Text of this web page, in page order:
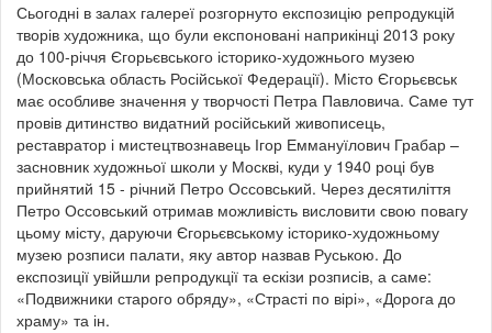
Сьогодні в залах галереї розгорнуто експозицію репродукцій
творів художника, що були експоновані наприкінці 2013 року
до 100-річчя Єгорьєвського історико-художнього музею
(Московська область Російської Федерації). Місто Єгорьєвськ
має особливе значення у творчості Петра Павловича. Саме тут
провів дитинство видатний російський живописець,
реставратор і мистецтвознавець Ігор Еммануїлович Грабар –
засновник художньої школи у Москві, куди у 1940 році був
прийнятий 15 - річний Петро Оссовський. Через десятиліття
Петро Оссовський отримав можливість висловити свою повагу
цьому місту, даруючи Єгорьєвському історико-художньому
музею розписи палати, яку автор назвав Руською. До
експозиції увійшли репродукції та ескізи розписів, а саме:
«Подвижники старого обряду», «Страсті по вірі», «Дорога до
храму» та ін.